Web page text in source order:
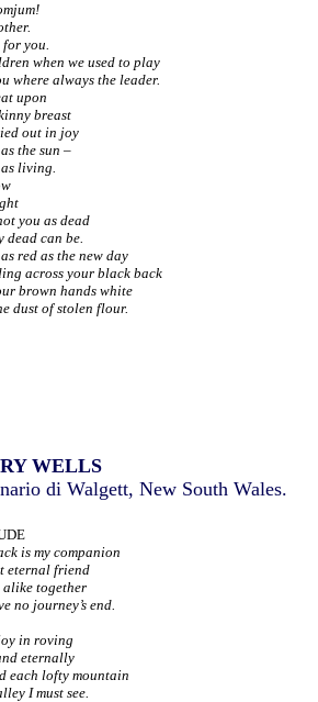
for you.
when we used to play
where always the leader.
upon
breast
out in joy
the sun –
living.
you as dead
dead can be.
red as the new day
across your black back
brown hands white
dust of stolen flour.
WELLS
di Walgett, New South Wales.
is my companion
eternal friend
alike together
no journey’s end.
in roving
eternally
each lofty mountain
I must see.